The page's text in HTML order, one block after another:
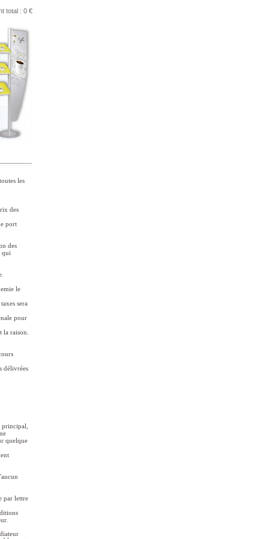
total : 0 €
les
des
port
des
qui
le
sera
pour
la raison.
délivrées
quelque
par lettre